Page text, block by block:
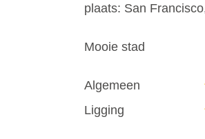
plaats: San
Mooie stad
Algemeen
Ligging